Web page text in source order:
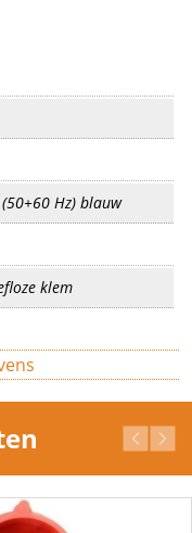
Hz) blauw
klem